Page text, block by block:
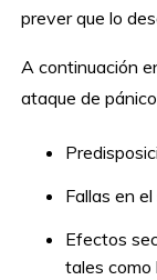
prever que lo
A continuación
ataque de
Fallas en
Efectos
tales